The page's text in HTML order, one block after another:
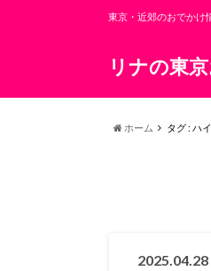
リナの東
東京・近郊のおでかけ
ホーム タグ : ハ
2025.04.28